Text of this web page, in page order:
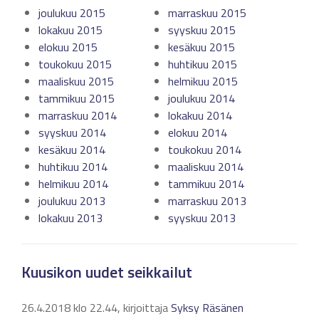
joulukuu 2015
marraskuu 2015
lokakuu 2015
syyskuu 2015
elokuu 2015
kesäkuu 2015
toukokuu 2015
huhtikuu 2015
maaliskuu 2015
helmikuu 2015
tammikuu 2015
joulukuu 2014
marraskuu 2014
lokakuu 2014
syyskuu 2014
elokuu 2014
kesäkuu 2014
toukokuu 2014
huhtikuu 2014
maaliskuu 2014
helmikuu 2014
tammikuu 2014
joulukuu 2013
marraskuu 2013
lokakuu 2013
syyskuu 2013
Kuusikon uudet seikkailut
26.4.2018 klo 22.44, kirjoittajaSyksy Räsänen